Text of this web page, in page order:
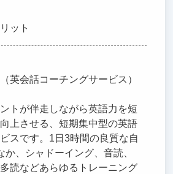
ット
英会話コーチングサービス）
トが伴走しながら英語力を短
上させる、短期集中型の英語
スです。1日3時間の良質な自
か、シャドーイング、音読、
読などあらゆるトレーニング